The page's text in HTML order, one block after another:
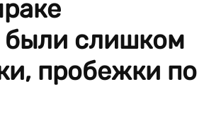
были слишком
пробежки по